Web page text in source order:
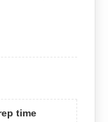
time